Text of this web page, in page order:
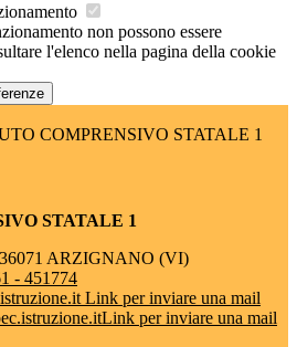
non possono essere
l'elenco nella pagina della cookie
COMPRENSIVO STATALE 1
STATALE 1
ARZIGNANO (VI)
- 451774
Link per inviare una mail
Link per inviare una mail